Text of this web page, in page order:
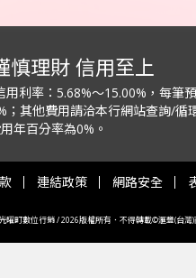
慎理財 信用至上
利率： 5.68%～15.00%，每筆
； 其他費用請洽本行網站查詢/循
年百分率為0%。
連結政策 網路安全
曜町數位行銷 / 2026版權所有．不得轉載©滙豐(台灣